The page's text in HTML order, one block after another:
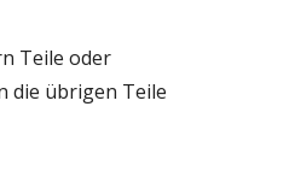
Teile oder
die übrigen Teile